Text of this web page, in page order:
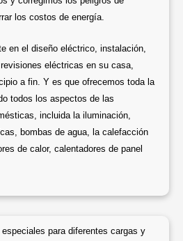
los costos de energía.
en el diseño eléctrico, instalación,
eléctricas en su casa,
a fin. Y es que ofrecemos toda la
todos los aspectos de las
incluida la iluminación,
bombas de agua, la calefacción
de calor, calentadores de panel
para diferentes cargas y